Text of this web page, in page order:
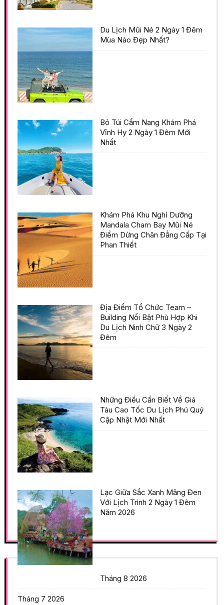
Du Lịch Mũi Né 2 Ngày 1 Đêm
Mùa Nào Đẹp Nhất?
Bỏ Túi Cẩm Nang Khám Phá
Vĩnh Hy 2 Ngày 1 Đêm Mới
Nhất
Khám Phá Khu Nghỉ Dưỡng
Mandala Cham Bay Mũi Né
Điểm Dừng Chân Đẳng Cấp Tại
Phan Thiết
Địa Điểm Tổ Chức Team –
Building Nổi Bật Phù Hợp Khi
Du Lịch Ninh Chữ 3 Ngày 2
Đêm
Những Điều Cần Biết Về Giá
Tàu Cao Tốc Du Lịch Phú Quý
Cập Nhật Mới Nhất
Lạc Giữa Sắc Xanh Măng Đen
Với Lịch Trình 2 Ngày 1 Đêm
Năm 2026
Tháng 8 2026
Tháng 7 2026